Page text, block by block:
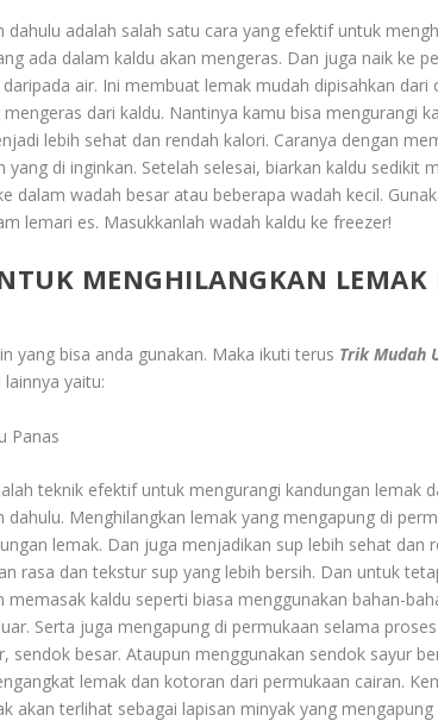
dahulu adalah salah satu cara yang efektif untuk
ada dalam kaldu akan mengeras. Dan juga naik ke
air. Ini membuat lemak mudah dipisahkan dari
dari kaldu. Nantinya kamu bisa mengurangi
lebih sehat dan rendah kalori. Caranya dengan
yang di inginkan. Setelah selesai, biarkan kaldu sedikit
dalam wadah besar atau beberapa wadah kecil.
lemari es. Masukkanlah wadah kaldu ke freezer!
MENGHILANGKAN LEMAK
yang bisa anda gunakan. Maka ikuti terus Trik Mudah
lainnya yaitu:
Panas
teknik efektif untuk mengurangi kandungan lemak
dahulu. Menghilangkan lemak yang mengapung di
lemak. Dan juga menjadikan sup lebih sehat dan
rasa dan tekstur sup yang lebih bersih. Dan untuk
memasak kaldu seperti biasa menggunakan bahan-
Serta juga mengapung di permukaan selama
sendok besar. Ataupun menggunakan sendok sayur
lemak dan kotoran dari permukaan cairan.
akan terlihat sebagai lapisan minyak yang mengapung